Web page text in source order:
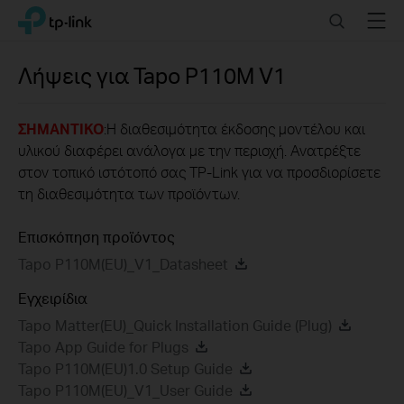
Click
navigation
TP-Link, Reliably Smart SearchMenu
Λήψεις γιαTapo P110M V1
ΣΗΜΑΝΤΙΚΟ:Η διαθεσιμότητα έκδοσης μοντέλου και
υλικού διαφέρει ανάλογα με την περιοχή. Ανατρέξτε
στον τοπικό ιστότοπό σας TP-Link για να προσδιορίσετε
τη διαθεσιμότητα των προϊόντων.
Επισκόπηση προϊόντος
Tapo P110M(EU)_V1_Datasheet
Εγχειρίδια
Tapo Matter(EU)_Quick Installation Guide (Plug)
Tapo App Guide for Plugs
Tapo P110M(EU)1.0 Setup Guide
Tapo P110M(EU)_V1_User Guide